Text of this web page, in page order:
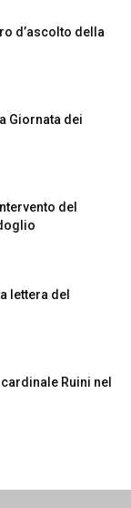
d’ascolto della
Giornata dei
del
lettera del
Ruini nel